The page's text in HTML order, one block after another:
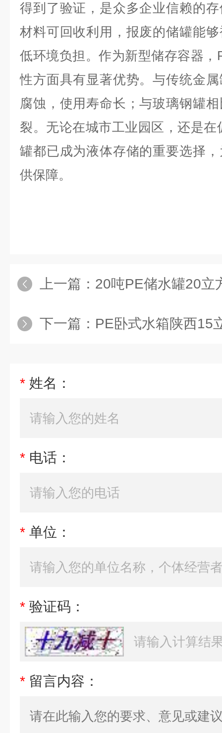
得到了验证，是众多企业信赖的
材料可回收利用，报废的储罐能
低环境负担。作为新型储存容器，
性方面具有显著优势。与传统金
腐蚀，使用寿命长；与玻璃钢罐
裂。无论在城市工业园区，还是
罐都已成为液体存储的重要选择
供保障。
上一篇： 20吨PE储水罐20立方次氯酸钠
下一篇： PE卧式水箱陕西15立方PE防
* 姓名：
* 电话：
* 单位：
* 验证码：
* 留言内容：